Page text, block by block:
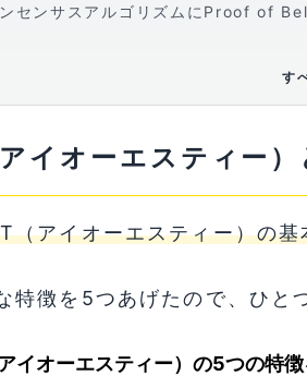
センサスアルゴリズムにProof of
ートコントラクトの開発言語が
の仮想通貨コミュニティとのかかわ
通貨市場全体の盛り上がり
す
イオーエスティー
（アイオーエスティー）の
特徴を5つあげたので、ひと
イオーエスティー）の5つの特